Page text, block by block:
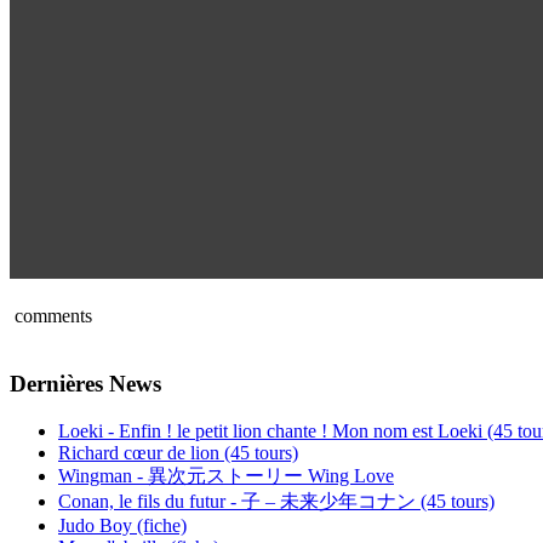
comments
Dernières News
Loeki - Enfin ! le petit lion chante ! Mon nom est Loeki (45
Richard cœur de lion (45 tours)
Wingman - 異次元ストーリー Wing Love
Conan, le fils du futur - 子 – 未来少年コナン (45 tours)
Judo Boy (fiche)